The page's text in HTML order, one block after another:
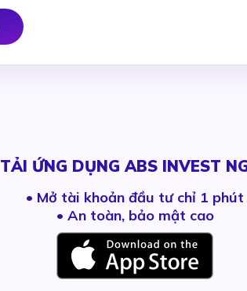
TẢI ỨNG DỤNG ABS INVEST
• Mở tài khoản đầu tư chỉ 1 phút
• An toàn, bảo mật cao